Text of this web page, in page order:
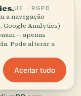
Cultural
Hotels of Europe
UE · RGPD
a navegação
Google Analytics)
— apenas
Pode alterar a
Aceitar tudo